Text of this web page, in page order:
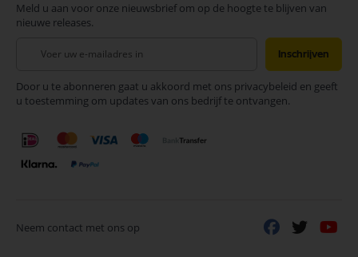
Meld u aan voor onze nieuwsbrief om op de hoogte te blijven van
nieuwe releases.
onze
nieuwsbrief
Inschrijven
Door u te abonneren gaat u akkoord met ons privacybeleid en geeft
u toestemming om updates van ons bedrijf te ontvangen.
Neem contact met ons op